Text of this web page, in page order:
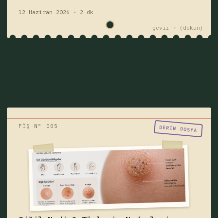
12 Haziran 2026 · 2 dk
çevir ☞
FİŞ Nº 005 DERIN DOSYA
"Birisi siğil mi dedi?"
Siğil nedir, neden çıkar, bulaşıcı mıdır?
Siğil türleri, belirtileri, HPV ilişkisi, ayak
tabanı siğili, genital siğil ve tedavi
yöntemlerini öğrenin.
hastalık
siğil
Fişi çek — yazıyı oku